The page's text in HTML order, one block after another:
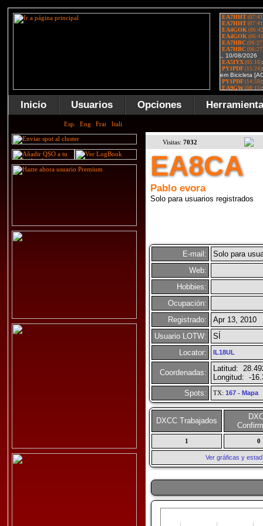
Inicio Usuarios Opciones
Visitas: 7032
EA8CA
Pablo evora
Solo para usuarios registrados
E-mail:
Solo para
Web:
Hobbies:
Ocupación:
Registrado:
Apr 13, 2010
Usuario LOTW:
SÍ
Locator:
IL18UL
Coordenadas:
Latitud:
Longitud: -
Spots:
TX: 167- Mapa
DXCC Trabajados
1 0
Ver gráficas y